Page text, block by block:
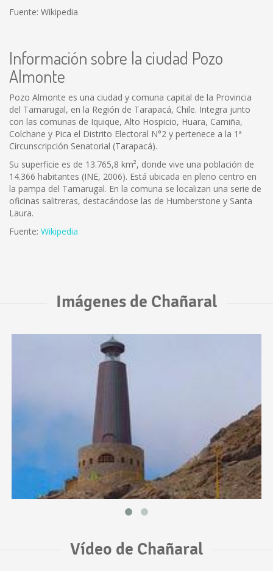
Fuente: Wikipedia
Información sobre la ciudad Pozo
Almonte
Pozo Almonte es una ciudad y comuna capital de la Provincia
del Tamarugal, en la Región de Tarapacá, Chile. Integra junto
con las comunas de Iquique, Alto Hospicio, Huara, Camiña,
Colchane y Pica el Distrito Electoral N°2 y pertenece a la 1ª
Circunscripción Senatorial (Tarapacá).
Su superficie es de 13.765,8 km², donde vive una población de
14.366 habitantes (INE, 2006). Está ubicada en pleno centro en
la pampa del Tamarugal. En la comuna se localizan una serie de
oficinas salitreras, destacándose las de Humberstone y Santa
Laura.
Fuente: Wikipedia
Imágenes de Chañaral
Vídeo de Chañaral